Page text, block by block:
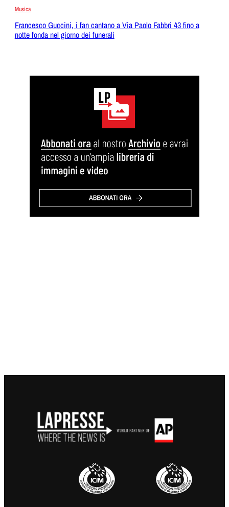
Musica
Francesco Guccini, i fan cantano a Via Paolo Fabbri 43 fino a
notte fonda nel giorno dei funerali